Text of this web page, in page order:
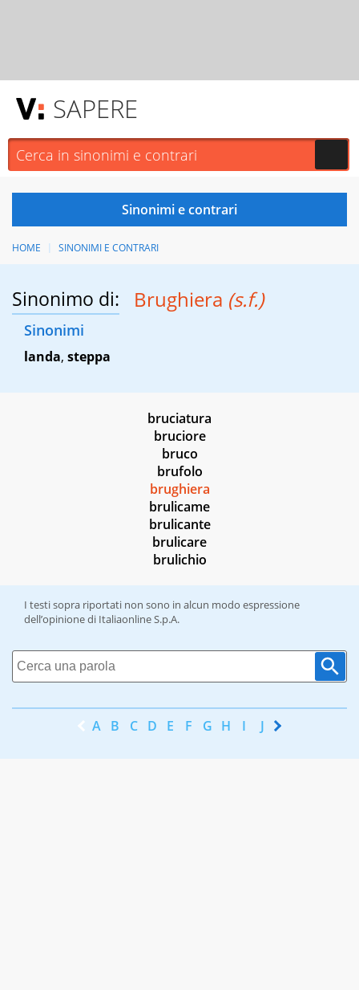
SAPERE
HOME SINONIMI E CONTRARI
Sinonimo di: Brughiera (s.f.)
Sinonimi
landa, steppa
bruciatura
bruciore
bruco
brufolo
brughiera
brulicame
brulicante
brulicare
brulichio
I testi sopra riportati non sono in alcun modo espressione
dell’opinione di Italiaonline S.p.A.
A B C D E F G H I J K